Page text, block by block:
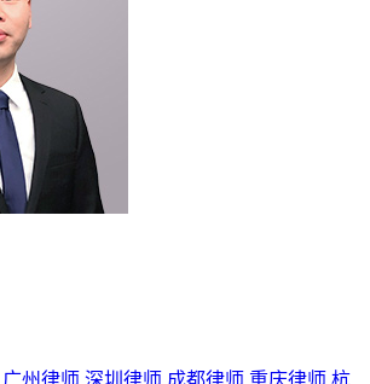
广州律师
汉律师 苏州律师
师 宁波律师
济南律师
营律师 武汉公司经营律师 苏州公司经营